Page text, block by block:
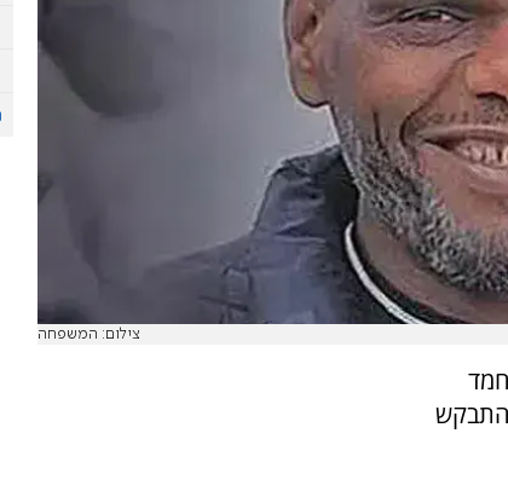
צילום: המשפחה
לאחר שהתבקש